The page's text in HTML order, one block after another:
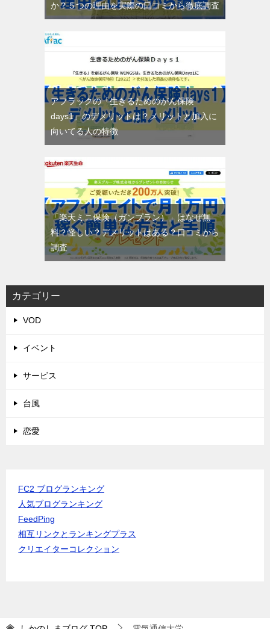
か？５つの理由を実際の口コミから徹底調査
アフラックの「生きるためのがん保険
days1」のデメリットは？メリットと加入に
向いてる人の特徴
「楽天ミニ保険（ガンプラン）」はなぜ無
料？怪しい？デメリットはある？口コミから
調査
カテゴリー
VOD
イベント
サービス
台風
恋愛
FC2 ブログランキング
人気ブログランキング
FeedPing
相互リンクとランキングプラス
クリエイターコレクション